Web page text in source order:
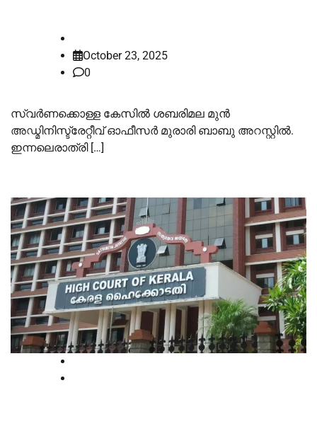
October 23, 2025
0
സ്വർണക്കൊള്ള കേസില്‍ ശബരിമല മുൻ
അഡ്മിനിസ്ട്രേറ്റീവ് ഓഫീസ‍ർ മുരാരി ബാബു അറസ്റ്റില്‍.
ഇന്നലെരാത്രി […]